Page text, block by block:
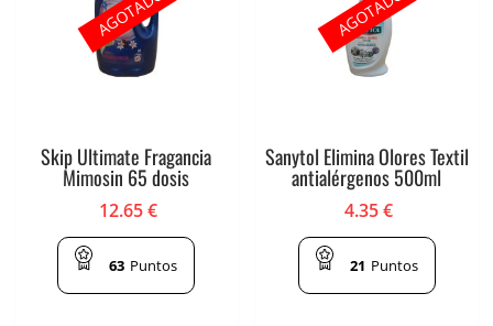
Skip Ultimate Fragancia
Mimosin 65 dosis
12.65€
63 Puntos
AGOTADO
Sanytol Elimina Olores Textil
antialérgenos 500ml
4.35€
21 Puntos
AGOTADO